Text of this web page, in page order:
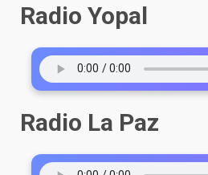
Radio Yopal
Radio La Paz